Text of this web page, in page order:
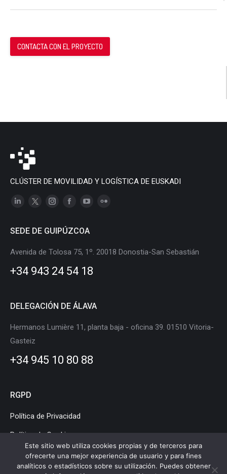
CONTACTA CON EL PROYECTO
CLÚSTER DE MOVILIDAD Y LOGÍSTICA DE EUSKADI
Linkedin
opens
window
X
opens
window
Instagram
opens
in
window
opens
in
window
opens
in
window
in
SEDE DE GUIPÚZCOA
Avenida de Tolosa 75, 1º. 20018 Donostia-San Sebastián
+34 943 24 54 18
DELEGACIÓN DE ÁLAVA
Hermanos Lumière 11, planta baja - oficina 39. 01510 Vitoria-
Gasteiz
+34 945 10 80 88
RGPD
Política de Privacidad
Política de Cookies
Aviso Legal
Este sitio web utiliza cookies propias y de terceros para
ofrecerte una mejor experiencia de usuario y para fines
analíticos o estadísticos sobre su utilización. Puedes obtener